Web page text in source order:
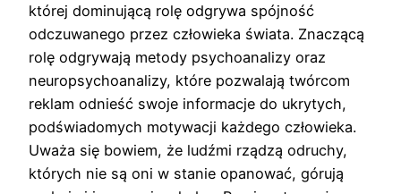
której dominującą rolę odgrywa spójność
odczuwanego przez człowieka świata. Znaczącą
rolę odgrywają metody psychoanalizy oraz
neuropsychoanalizy, które pozwalają twórcom
reklam odnieść swoje informacje do ukrytych,
podświadomych motywacji każdego człowieka.
Uważa się bowiem, że ludźmi rządzą odruchy,
których nie są oni w stanie opanować, górują